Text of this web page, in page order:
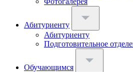
Абитуриенту
Абитуриенту
Подготовительное
Обучающимся